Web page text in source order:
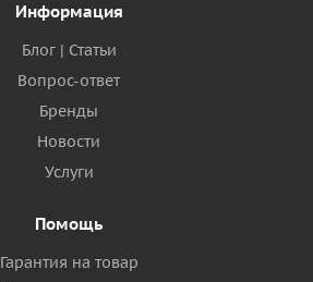
Информация
Блог | Статьи
Вопрос-ответ
Бренды
Новости
Услуги
Помощь
Гарантия на товар